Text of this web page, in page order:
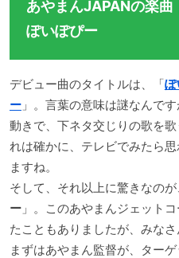
あやまんJAPANの楽
ぽいぽぴー
デビュー曲のタイトルは、「
ー」。言葉の意味は謎なんで
動きで、下ネタ交じりの歌を
れは確かに、テレビでみたら
ますね。
そして、それ以上に驚きなのが
ー」。このあやまんジェット
たこともありましたが、みな
まずはあやまん監督が、ター